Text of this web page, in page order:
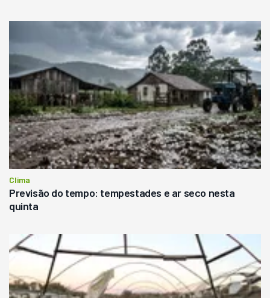
Clima
Previsão do tempo: tempestades e ar seco nesta
quinta